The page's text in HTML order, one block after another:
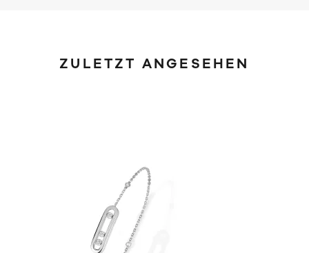
ZULETZT ANGESEHEN